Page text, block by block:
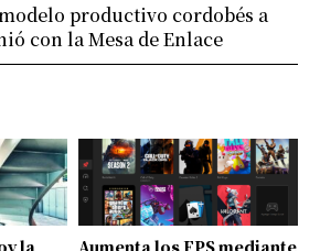
productivo cordobés a
con la Mesa de Enlace